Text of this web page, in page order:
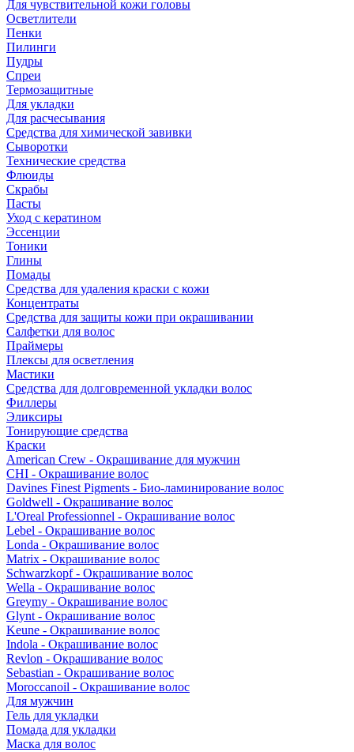
Для чувствительной кожи головы
Осветлители
Пенки
Пилинги
Пудры
Спреи
Термозащитные
Для укладки
Для расчесывания
Средства для химической завивки
Сыворотки
Технические средства
Флюиды
Скрабы
Пасты
Уход с кератином
Эссенции
Тоники
Глины
Помады
Средства для удаления краски с кожи
Концентраты
Средства для защиты кожи при окрашивании
Салфетки для волос
Праймеры
Плексы для осветления
Мастики
Средства для долговременной укладки волос
Филлеры
Эликсиры
Тонирующие средства
Краски
American Crew - Окрашивание для мужчин
CHI - Окрашивание волос
Davines Finest Pigments - Био-ламинирование волос
Goldwell - Окрашивание волос
L'Oreal Professionnel - Окрашивание волос
Lebel - Окрашивание волос
Londa - Окрашивание волос
Matrix - Окрашивание волос
Schwarzkopf - Окрашивание волос
Wella - Окрашивание волос
Greymy - Окрашивание волос
Glynt - Окрашивание волос
Keune - Окрашивание волос
Indola - Окрашивание волос
Revlon - Окрашивание волос
Sebastian - Окрашивание волос
Moroccanoil - Окрашивание волос
Для мужчин
Гель для укладки
Помада для укладки
Маска для волос